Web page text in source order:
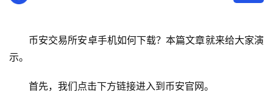
币安交易所安卓手机如何下载？本篇文章就来给大家演
示。
首先，我们点击下方链接进入到币安官网。